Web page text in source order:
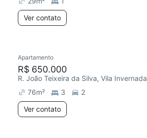
Ver contato
Apartamento
R$ 650.000
R. João Teixeira da Silva, Vila Invernada
76m² 3
2
Ver contato